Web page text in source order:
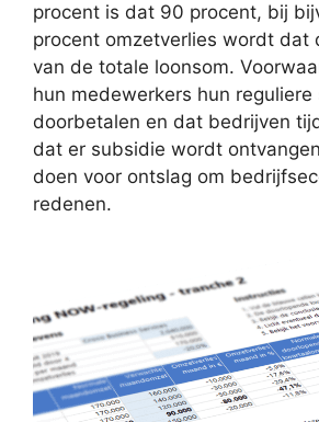
procent is dat 90 procent, bij
procent omzetverlies wordt dat
van de totale loonsom.
hun medewerkers hun reguliere
doorbetalen en dat bedrijven
dat er subsidie wordt
doen voor ontslag om
redenen.